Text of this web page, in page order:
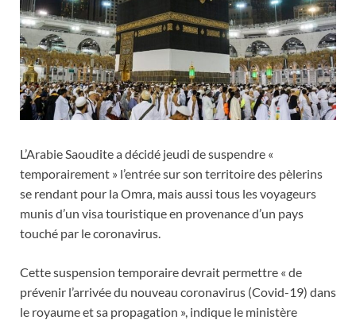
L’Arabie Saoudite a décidé jeudi de suspendre «
temporairement » l’entrée sur son territoire des pèlerins
se rendant pour la Omra, mais aussi tous les voyageurs
munis d’un visa touristique en provenance d’un pays
touché par le coronavirus.
Cette suspension temporaire devrait permettre « de
prévenir l’arrivée du nouveau coronavirus (Covid-19) dans
le royaume et sa propagation », indique le ministère